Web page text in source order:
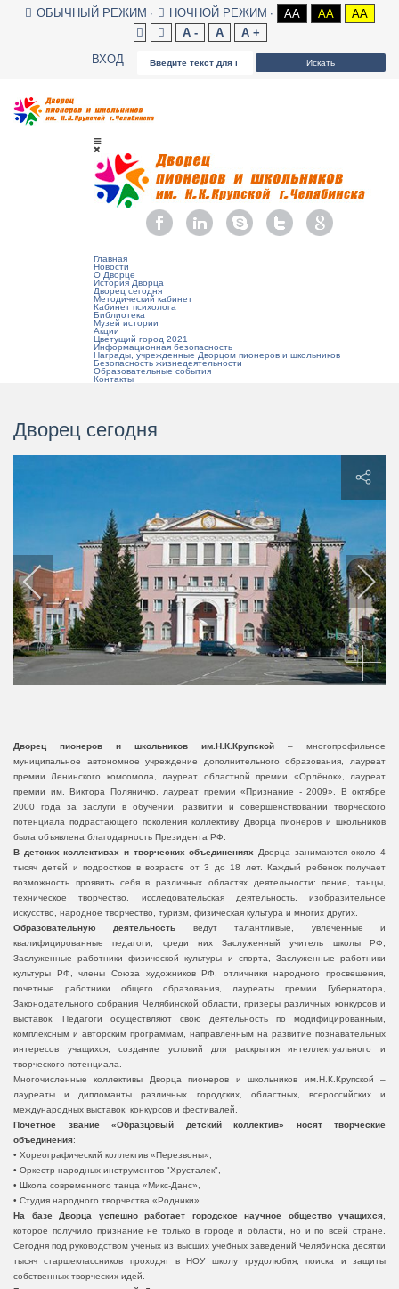
ОБЫЧНЫЙ РЕЖИМ НОЧНОЙ РЕЖИМ AA AA
AA
A -
A A +
Искать
ВХОД
Главная
Новости
О Дворце
История Дворца
Дворец сегодня
Методический кабинет
Кабинет психолога
Библиотека
Музей истории
Акции
Цветущий город 2021
Информационная безопасность
Награды, учрежденные Дворцом пионеров и школьников
Безопасность жизнедеятельности
Образовательные события
Контакты
Дворец сегодня
Дворец пионеров и школьников им.Н.К.Крупской – многопрофильное
муниципальное автономное учреждение дополнительного образования, лауреат
премии Ленинского комсомола, лауреат областной премии «Орлёнок», лауреат
премии им. Виктора Поляничко, лауреат премии «Признание - 2009». В октябре
2000 года за заслуги в обучении, развитии и совершенствовании творческого
потенциала подрастающего поколения коллективу Дворца пионеров и школьников
была объявлена благодарность Президента РФ.
В детских коллективах и творческих объединениях
Дворца занимаются около 4
тысяч детей и подростков в возрасте от 3 до 18 лет. Каждый ребенок получает
возможность проявить себя в различных областях деятельности: пение, танцы,
техническое творчество, исследовательская деятельность, изобразительное
искусство, народное творчество, туризм, физическая культура и многих других.
Образовательную деятельность ведут талантливые, увлеченные и
квалифицированные педагоги, среди них Заслуженный учитель школы РФ,
Заслуженные работники физической культуры и спорта, Заслуженные работники
культуры РФ, члены Союза художников РФ, отличники народного просвещения,
почетные работники общего образования, лауреаты премии Губернатора,
Законодательного собрания Челябинской области, призеры различных конкурсов и
выставок. Педагоги осуществляют свою деятельность по модифицированным,
комплексным и авторским программам, направленным на развитие познавательных
интересов учащихся, создание условий для раскрытия интеллектуального и
творческого потенциала.
Многочисленные коллективы Дворца пионеров и школьников им.Н.К.Крупской –
лауреаты и дипломанты различных городских, областных, всероссийских и
международных выставок, конкурсов и фестивалей.
Почетное звание «Образцовый детский коллектив» носят творческие
объединения:
• Хореографический коллектив «Перезвоны»,
• Оркестр народных инструментов "Хрусталек",
• Школа современного танца «Микс-Данс»,
• Студия народного творчества «Родники».
На базе Дворца успешно работает городское научное общество учащихся
которое получило признание не только в городе и области, но и по всей стране.
Сегодня под руководством ученых из высших учебных заведений Челябинска десятки
тысяч старшеклассников проходят в НОУ школу трудолюбия, поиска и защиты
собственных творческих идей.